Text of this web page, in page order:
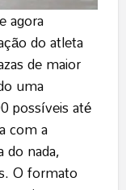
agora
do atleta
de maior
uma
possíveis até
com a
do nada,
O formato